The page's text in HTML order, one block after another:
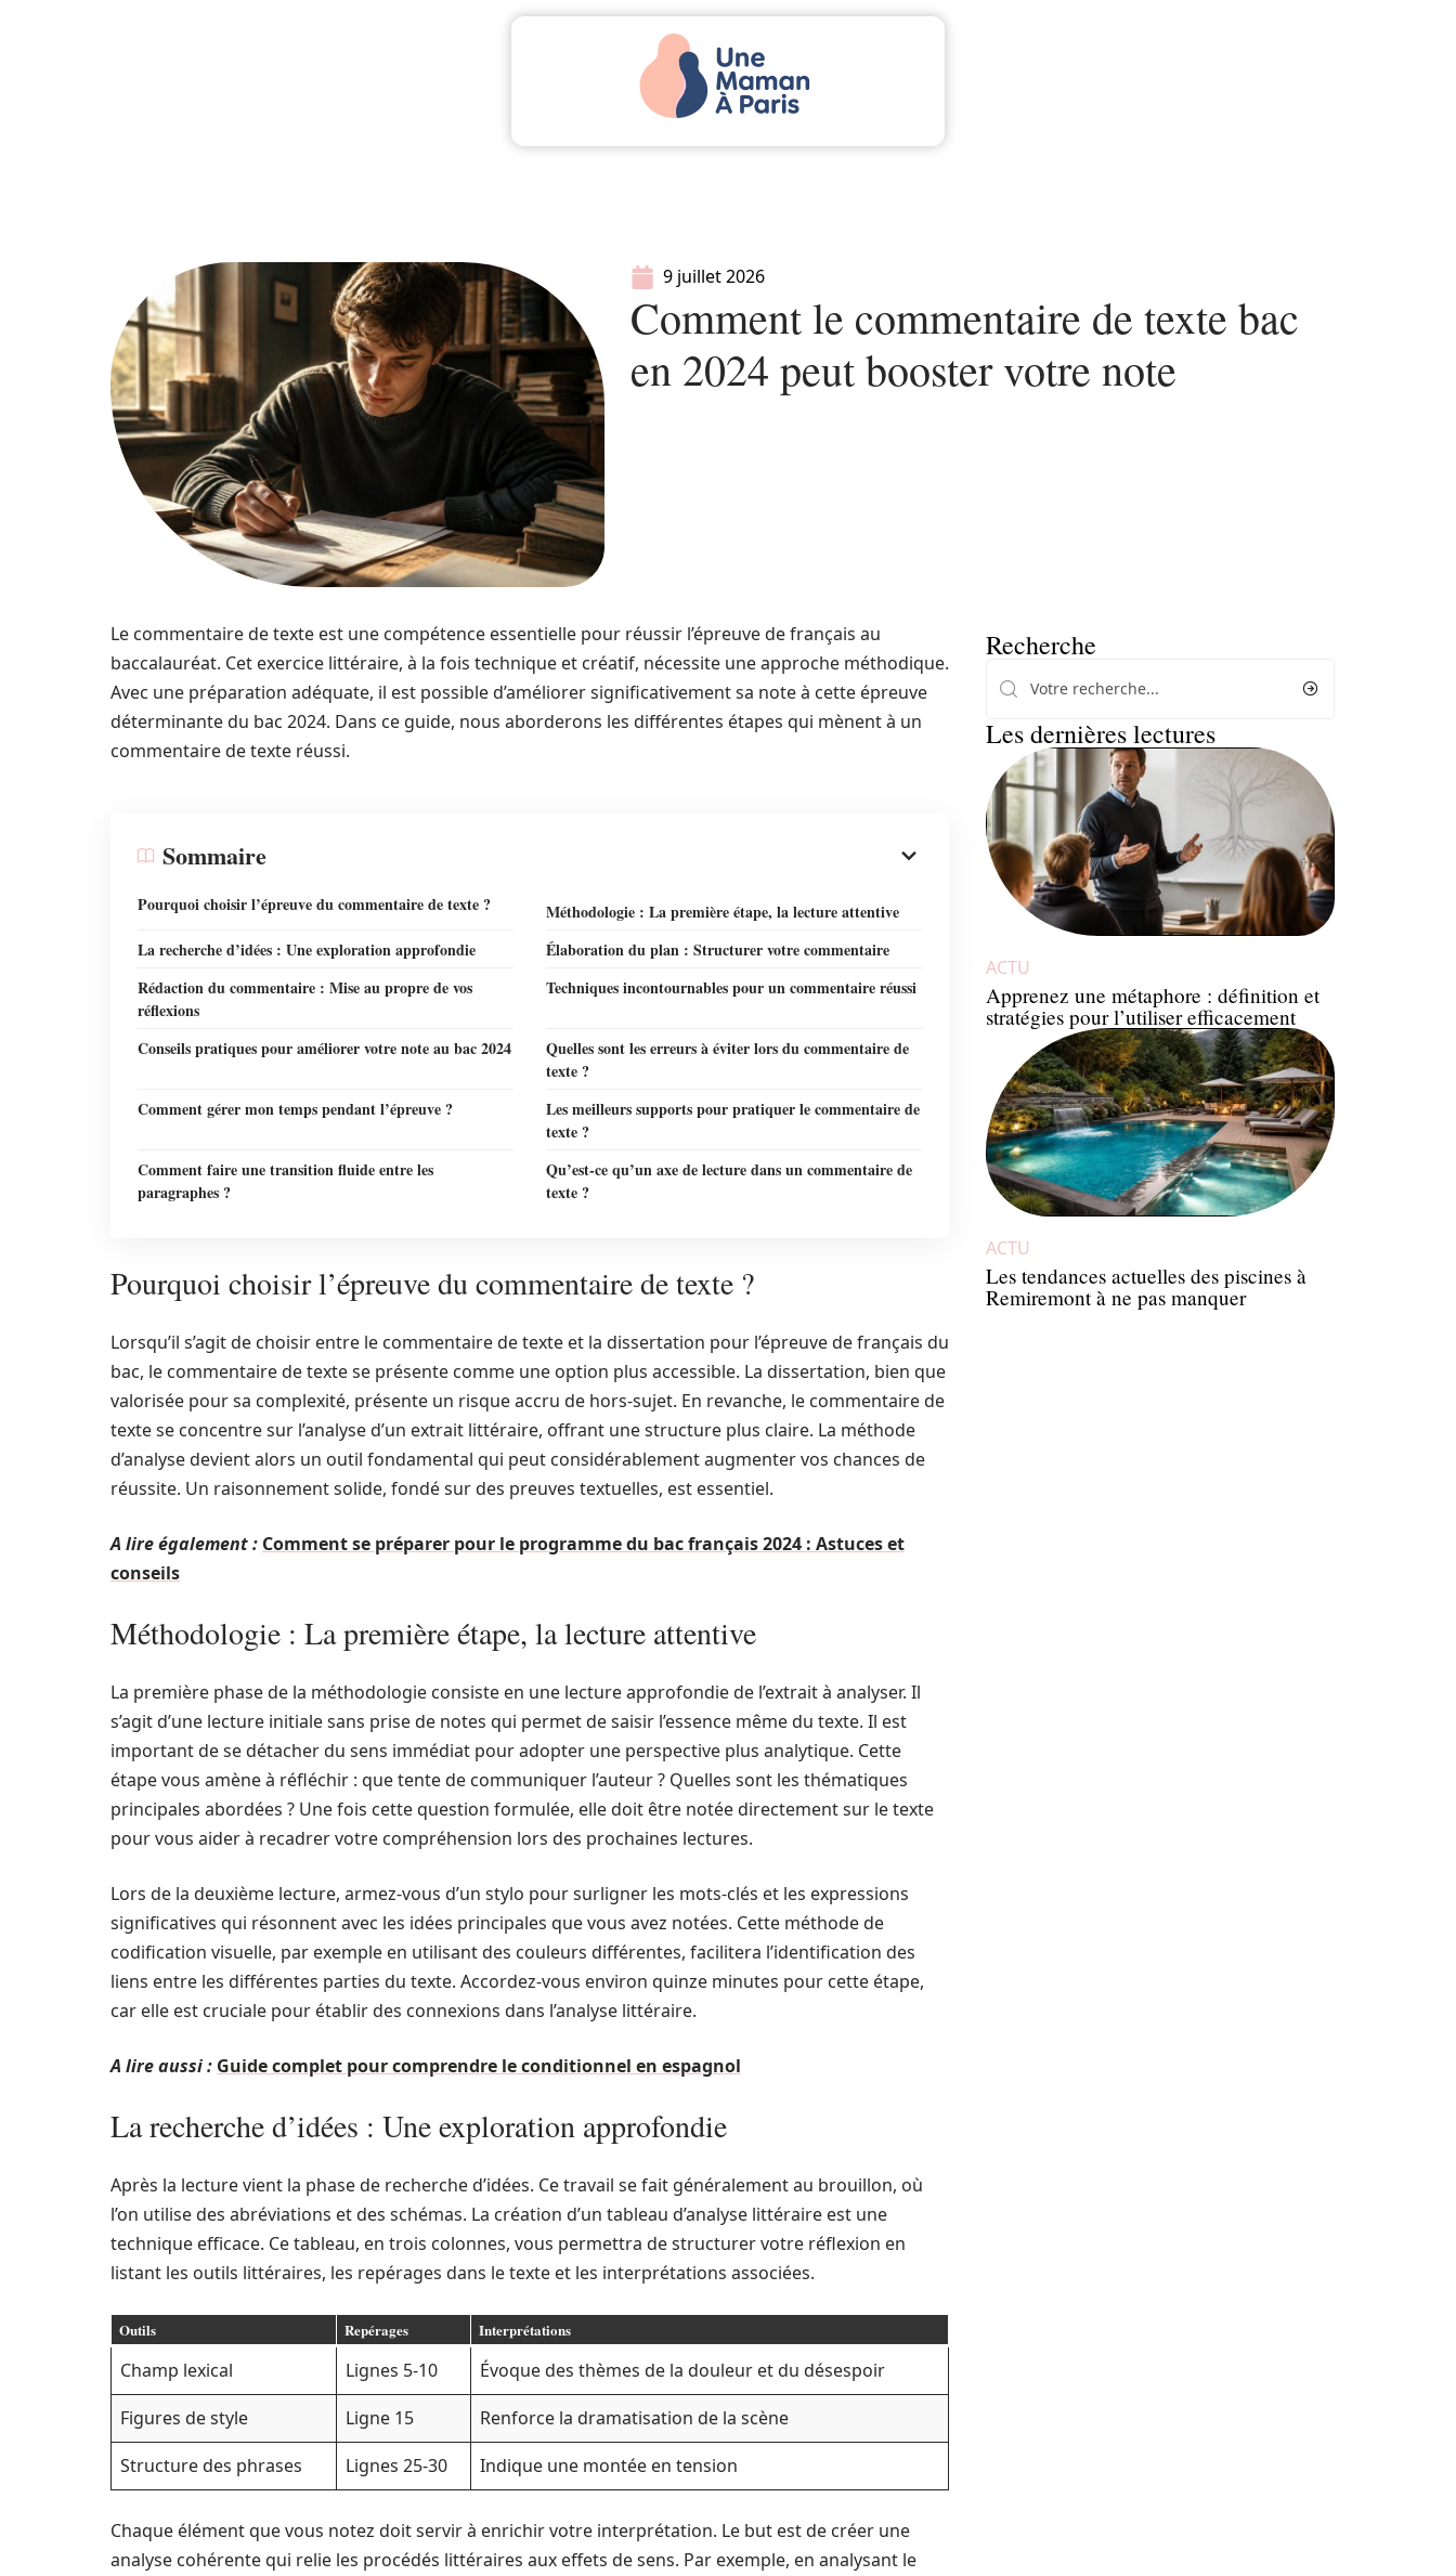
9 juillet 2026
Comment le commentaire de texte bac
en 2024 peut booster votre note
Le commentaire de texte est une compétence essentielle pour réussir l’épreuve de français au
baccalauréat. Cet exercice littéraire, à la fois technique et créatif, nécessite une approche méthodique.
Avec une préparation adéquate, il est possible d’améliorer significativement sa note à cette épreuve
déterminante du bac 2024. Dans ce guide, nous aborderons les différentes étapes qui mènent à un
commentaire de texte réussi.
Sommaire
Pourquoi choisir l’épreuve du commentaire de texte ?
Méthodologie : La première étape, la lecture attentive
La recherche d’idées : Une exploration approfondie
Élaboration du plan : Structurer votre commentaire
Rédaction du commentaire : Mise au propre de vos
réflexions
Techniques incontournables pour un commentaire réussi
Conseils pratiques pour améliorer votre note au bac 2024
Quelles sont les erreurs à éviter lors du commentaire de
texte ?
Comment gérer mon temps pendant l’épreuve ?
Les meilleurs supports pour pratiquer le commentaire de
texte ?
Comment faire une transition fluide entre les
paragraphes ?
Qu’est-ce qu’un axe de lecture dans un commentaire de
texte ?
Pourquoi choisir l’épreuve du commentaire de texte ?
Lorsqu’il s’agit de choisir entre le commentaire de texte et la dissertation pour l’épreuve de français du
bac, le commentaire de texte se présente comme une option plus accessible. La dissertation, bien que
valorisée pour sa complexité, présente un risque accru de hors-sujet. En revanche, le commentaire de
texte se concentre sur l’analyse d’un extrait littéraire, offrant une structure plus claire. La méthode
d’analyse devient alors un outil fondamental qui peut considérablement augmenter vos chances de
réussite. Un raisonnement solide, fondé sur des preuves textuelles, est essentiel.
A lire également : Comment se préparer pour le programme du bac français 2024 : Astuces et
conseils
Méthodologie : La première étape, la lecture attentive
La première phase de la méthodologie consiste en une lecture approfondie de l’extrait à analyser. Il
s’agit d’une lecture initiale sans prise de notes qui permet de saisir l’essence même du texte. Il est
important de se détacher du sens immédiat pour adopter une perspective plus analytique. Cette
étape vous amène à réfléchir : que tente de communiquer l’auteur ? Quelles sont les thématiques
principales abordées ? Une fois cette question formulée, elle doit être notée directement sur le texte
pour vous aider à recadrer votre compréhension lors des prochaines lectures.
Lors de la deuxième lecture, armez-vous d’un stylo pour surligner les mots-clés et les expressions
significatives qui résonnent avec les idées principales que vous avez notées. Cette méthode de
codification visuelle, par exemple en utilisant des couleurs différentes, facilitera l’identification des
liens entre les différentes parties du texte. Accordez-vous environ quinze minutes pour cette étape,
car elle est cruciale pour établir des connexions dans l’analyse littéraire.
A lire aussi : Guide complet pour comprendre le conditionnel en espagnol
La recherche d’idées : Une exploration approfondie
Après la lecture vient la phase de recherche d’idées. Ce travail se fait généralement au brouillon, où
l’on utilise des abréviations et des schémas. La création d’un tableau d’analyse littéraire est une
technique efficace. Ce tableau, en trois colonnes, vous permettra de structurer votre réflexion en
listant les outils littéraires, les repérages dans le texte et les interprétations associées.
Outils Repérages Interprétations
Champ lexical Lignes 5-10
Évoque des thèmes de la douleur et du désespoir
Figures de style
Ligne 15
Renforce la dramatisation de la scène
Structure des phrases
Lignes 25-30 Indique une montée en tension
Chaque élément que vous notez doit servir à enrichir votre interprétation. Le but est de créer une
analyse cohérente qui relie les procédés littéraires aux effets de sens. Par exemple, en analysant le
Recherche
Les dernières lectures
ACTU
Apprenez une métaphore : définition et
stratégies pour l’utiliser efficacement
ACTU
Les tendances actuelles des piscines à
Remiremont à ne pas manquer